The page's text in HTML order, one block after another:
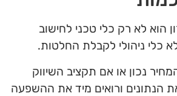
הוא לא רק כלי טכני לחישוב
כלי ניהולי לקבלת החלטות.
נכון או אם תקציב השיווק
הנתונים ורואים מיד את ההשפעה